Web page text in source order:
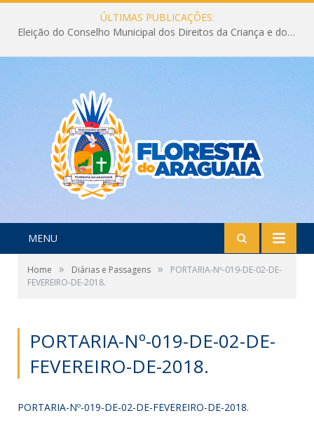
ÚLTIMAS PUBLICAÇÕES:
Eleição do Conselho Municipal dos Direitos da Criança e do Adolescente CMDCA 2026
MENU
Home » Diárias e Passagens »
PORTARIA-Nº-019-DE-02-DE-
FEVEREIRO-DE-2018.
PORTARIA-Nº-019-DE-02-DE-
FEVEREIRO-DE-2018.
PORTARIA-Nº-019-DE-02-DE-FEVEREIRO-DE-2018.